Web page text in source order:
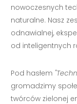
nowoczesnych
naturalne. Nasz
odnawialnej,
od inteligentnych
Pod hasłem
gromadzimy
twórców zielonej